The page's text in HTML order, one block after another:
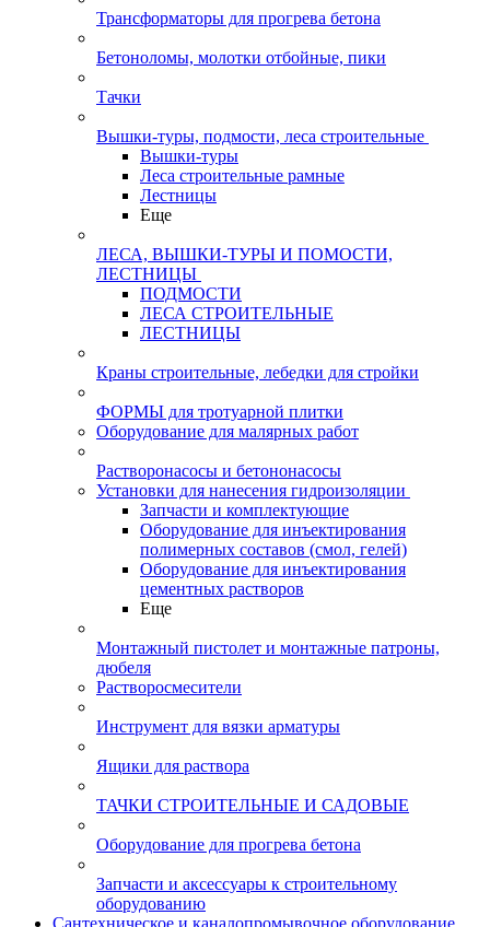
Трансформаторы для прогрева бетона
Бетоноломы, молотки отбойные, пики
Тачки
Вышки-туры, подмости, леса строительные
Вышки-туры
Леса строительные рамные
Лестницы
Еще
ЛЕСА, ВЫШКИ-ТУРЫ И ПОМОСТИ,
ЛЕСТНИЦЫ
ПОДМОСТИ
ЛЕСА СТРОИТЕЛЬНЫЕ
ЛЕСТНИЦЫ
Краны строительные, лебедки для стройки
ФОРМЫ для тротуарной плитки
Оборудование для малярных работ
Растворонасосы и бетононасосы
Установки для нанесения гидроизоляции
Запчасти и комплектующие
Оборудование для инъектирования
полимерных составов (смол, гелей)
Оборудование для инъектирования
цементных растворов
Еще
Монтажный пистолет и монтажные патроны,
дюбеля
Растворосмесители
Инструмент для вязки арматуры
Ящики для раствора
ТАЧКИ СТРОИТЕЛЬНЫЕ И САДОВЫЕ
Оборудование для прогрева бетона
Запчасти и аксессуары к строительному
оборудованию
Сантехническое и каналопромывочное оборудование